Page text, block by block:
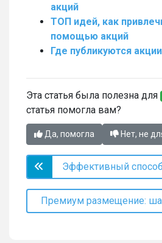
акций
ТОП идей, как
помощью акций
Где публикуются
Эта статья была полезна для
статья помогла вам?
Да, помогла Нет, не